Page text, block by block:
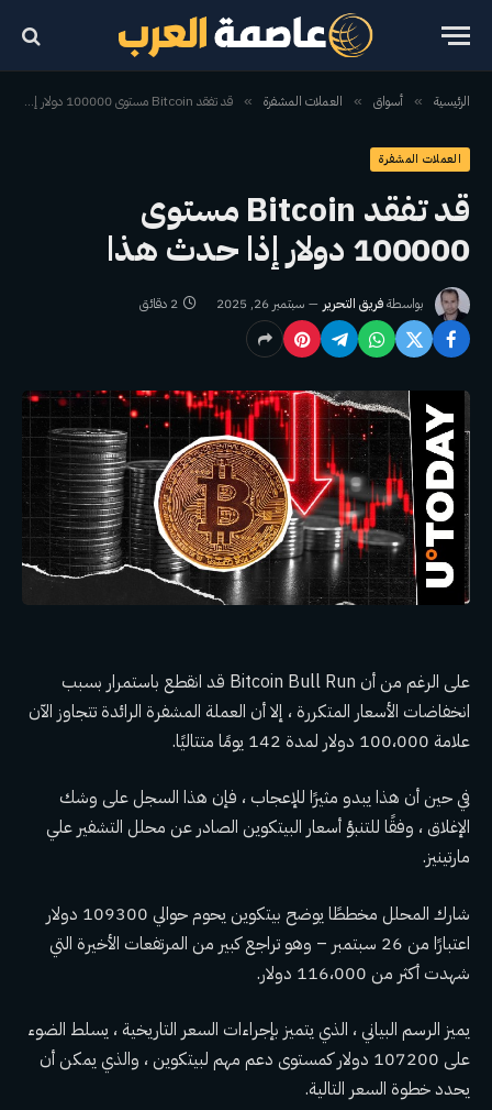
الرئيسية » أسواق » العملات المشفرة » قد تفقد Bitcoin مستوى 100000 دولار إذا حدث هذا
العملات المشفرة
قد تفقد Bitcoin مستوى
100000 دولار إذا حدث هذا
بواسطةفريق التحرير سبتمبر 26, 2025 2 دقائق
على الرغم من أن Bitcoin Bull Run قد انقطع باستمرار بسبب
انخفاضات الأسعار المتكررة ، إلا أن العملة المشفرة الرائدة تتجاوز الآن
علامة 100،000 دولار لمدة 142 يومًا متتاليًا.
في حين أن هذا يبدو مثيرًا للإعجاب ، فإن هذا السجل على وشك
الإغلاق ، وفقًا للتنبؤ أسعار البيتكوين الصادر عن محلل التشفير علي
مارتينيز.
شارك المحلل مخططًا يوضح بيتكوين يحوم حوالي 109300 دولار
اعتبارًا من 26 سبتمبر – وهو تراجع كبير من المرتفعات الأخيرة التي
شهدت أكثر من 116،000 دولار.
يميز الرسم البياني ، الذي يتميز بإجراءات السعر التاريخية ، يسلط الضوء
على 107200 دولار كمستوى دعم مهم لبيتكوين ، والذي يمكن أن
يحدد خطوة السعر التالية.